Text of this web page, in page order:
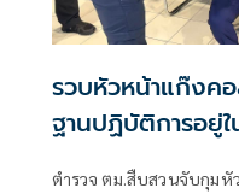
รวบหัวหน้าแก๊งค
ฐานปฏิบัติการอยู่
ตำรวจ ตม.สืบสวนจับกุมหั